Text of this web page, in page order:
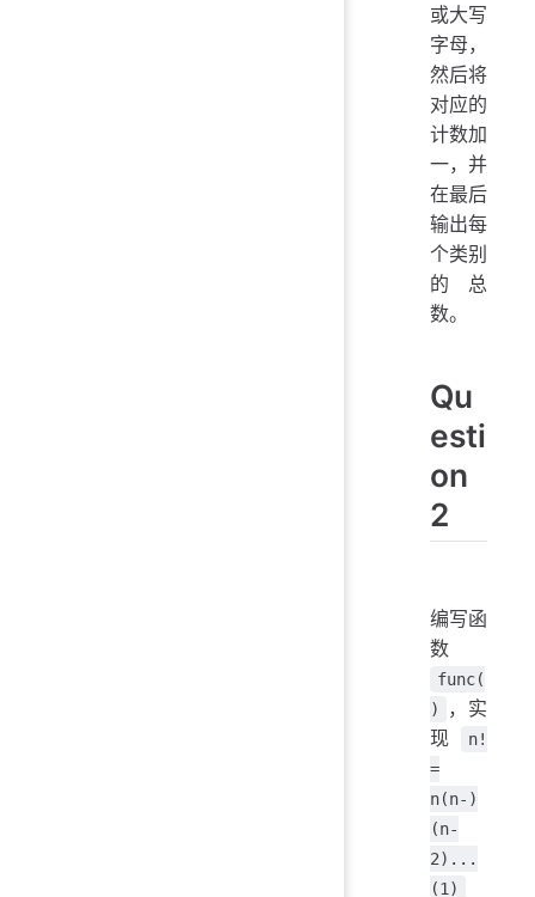
或大写
字母，
然后将
对应的
计数加
一，并
在最后
输出每
个类别
的总
数。
Qu
esti
on
2
编写函
数
func(
)
，实
现
n!
=
n(n-)
(n-
2)...
(1)